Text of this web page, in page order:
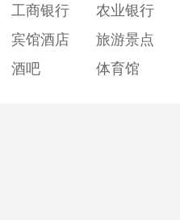
工商银行
农业银行
宾馆酒店
旅游景点
酒吧
体育馆